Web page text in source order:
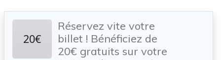
20€
Réservez vite votre
billet ! Bénéficiez de
20€ gratuits sur votre